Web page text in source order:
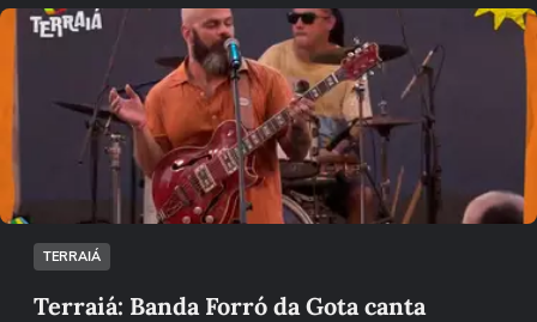
Não foi possível reproduzir o vídeo
Tentar novamente
TERRAIÁ
Terraiá: Banda Forró da Gota canta